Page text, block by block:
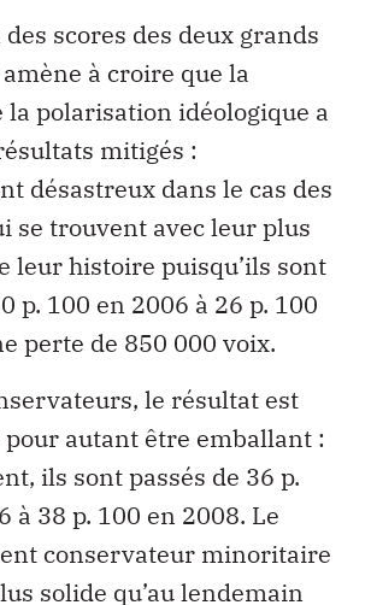
scores des deux grands
à croire que la
la polarisation idéologique a
mitigés :
désastreux dans le cas des
se trouvent avec leur plus
leur histoire puisqu’ils sont
p. 100 en 2006 à 26 p. 100
perte de 850 000 voix.
le résultat est
autant être emballant :
ils sont passés de 36 p.
à 38 p. 100 en 2008. Le
conservateur minoritaire
solide qu’au lendemain